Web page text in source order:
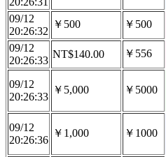
09/12
20:26:32
￥500 ￥500
09/12
20:26:33
NT$140.00 ￥556
09/12
20:26:33
￥5,000 ￥5000
09/12
20:26:36
￥1,000 ￥1000